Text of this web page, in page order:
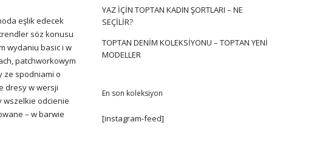
eşlik edecek
söz konusu
wydaniu basic i w
patchworkowym
ze spodniami o
dresy w wersji
wszelkie odcienie
– w barwie
YAZ IÇIN TOPTAN KADIN ŞORTLARI – NE
SEÇILIR?
TOPTAN DENIM KOLEKSIYONU – TOPTAN YENI
MODELLER
En son koleksiyon
[instagram-feed]